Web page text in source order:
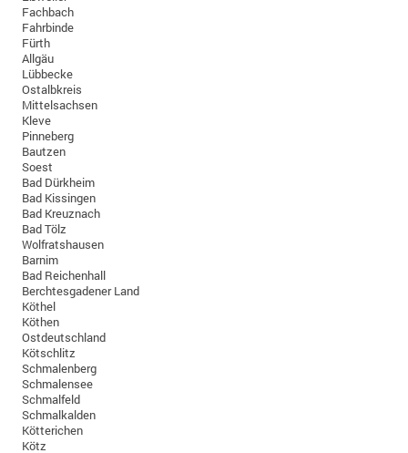
Fachbach
Fahrbinde
Fürth
Allgäu
Lübbecke
Ostalbkreis
Mittelsachsen
Kleve
Pinneberg
Bautzen
Soest
Bad Dürkheim
Bad Kissingen
Bad Kreuznach
Bad Tölz
Wolfratshausen
Barnim
Bad Reichenhall
Berchtesgadener Land
Köthel
Köthen
Ostdeutschland
Kötschlitz
Schmalenberg
Schmalensee
Schmalfeld
Schmalkalden
Kötterichen
Kötz